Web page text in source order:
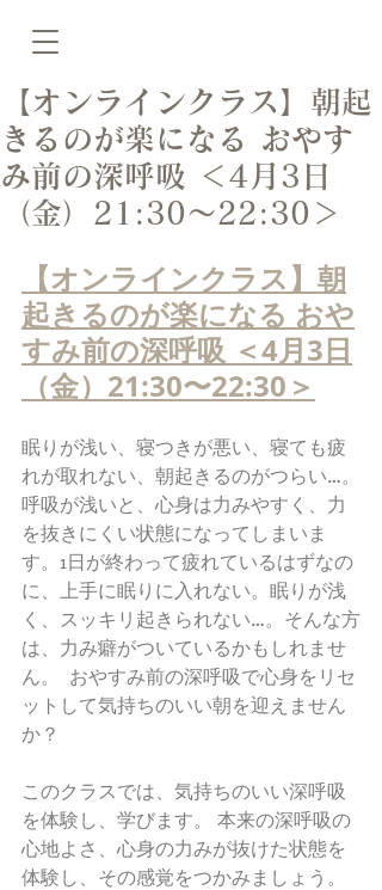
【オンラインクラス】朝起
きるのが楽になる おやす
み前の深呼吸 ＜4月3日
（金）21:30〜22:30＞
【オンラインクラス】朝
起きるのが楽になる おや
すみ前の深呼吸 ＜4月3日
（金）21:30〜22:30＞
眠りが浅い、寝つきが悪い、寝ても疲
れが取れない、朝起きるのがつらい…。
呼吸が浅いと、心身は力みやすく、力
を抜きにくい状態になってしまいま
す。1日が終わって疲れているはずなの
に、上手に眠りに入れない。眠りが浅
く、スッキリ起きられない…。そんな方
は、力み癖がついているかもしれませ
ん。  おやすみ前の深呼吸で心身をリセ
ットして気持ちのいい朝を迎えません
か？
このクラスでは、気持ちのいい深呼吸
を体験し、学びます。 本来の深呼吸の
心地よさ、心身の力みが抜けた状態を
体験し、その感覚をつかみましょう。